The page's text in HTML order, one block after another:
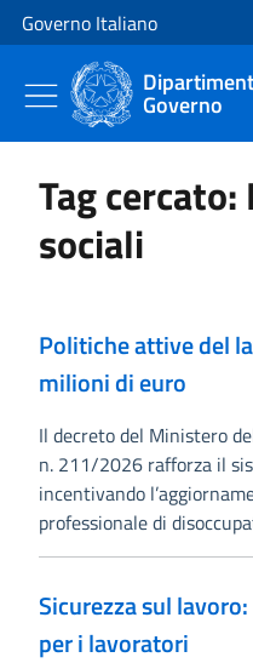
Vai al contenuto
Vai alla navigazione del sito
Governo Italiano
Governo
Tag
sociali
Politiche attive del
milioni di euro
Il decreto del Ministero
n. 211/2026 rafforza il
incentivando
professionale di
Sicurezza sul
per i lavoratori